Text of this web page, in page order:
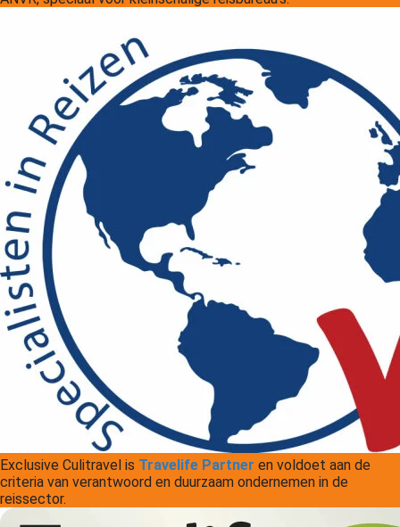
Exclusive Culitravel is Travelife Partner en voldoet aan de
criteria van verantwoord en duurzaam ondernemen in de
reissector.